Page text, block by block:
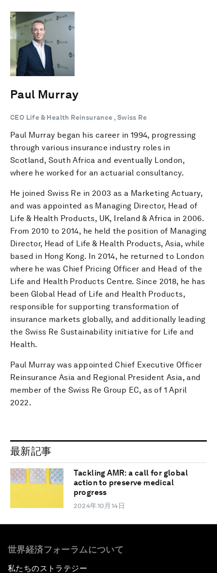
Paul Murray
CEO Life & Health Reinsurance , Swiss Re
Paul Murray began his career in 1994, progressing
through various insurance industry roles in
Scotland, South Africa and eventually London,
where he worked for an actuarial consultancy.
He joined Swiss Re in 2003 as a Marketing Actuary,
and was appointed as Managing Director, Head of
Life & Health Products, UK, Ireland & Africa in 2006.
From 2010 to 2014, he held the position of Managing
Director, Head of Life & Health Products, Asia, while
based in Hong Kong. In 2014, he returned to London
where he was Chief Pricing Officer and Head of the
Life and Health Products Centre. Since 2018, he has
been Global Head of Life and Health Products,
responsible for supporting transformation of
insurance markets globally, and additionally leading
the Swiss Re Sustainability initiative for Life and
Health.
Paul Murray was appointed Chief Executive Officer
Reinsurance Asia and Regional President Asia, and
member of the Swiss Re Group EC, as of 1 April
2022.
最新記事
Tackling AMR: a call for global
action to preserve medical
progress
2024年10月14日
世界経済フォーラムについて
私たちのストラテジー